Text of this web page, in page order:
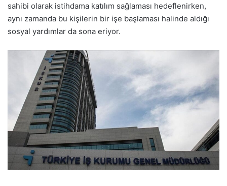
sahibi olarak istihdama katılım sağlaması hedeflenirken,
aynı zamanda bu kişilerin bir işe başlaması halinde aldığı
sosyal yardımlar da sona eriyor.